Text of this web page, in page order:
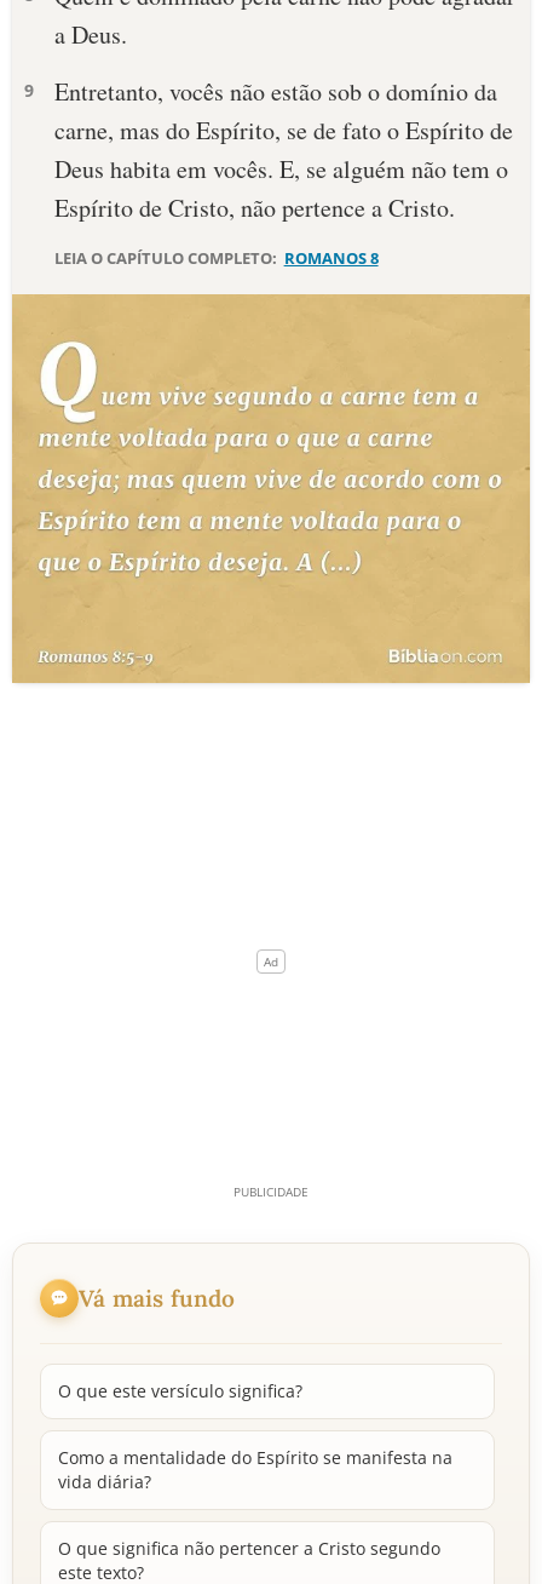
TEMAS
TERMO BÍBLICO JOGOS
LOJA BÍBLIAON
a Deus.
9
Entretanto, vocês não estão sob o domínio da
carne, mas do Espírito, se de fato o Espírito de
Deus habita em vocês. E, se alguém não tem o
Espírito de Cristo, não pertence a Cristo.
LEIA O CAPÍTULO COMPLETO: ROMANOS 8
Vá mais fundo
O que este versículo significa?
Como a mentalidade do Espírito se manifesta na
vida diária?
O que significa não pertencer a Cristo segundo
este texto?